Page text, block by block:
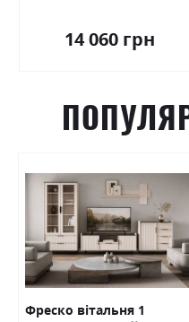
14 060 грн
Фреско вітальня 1